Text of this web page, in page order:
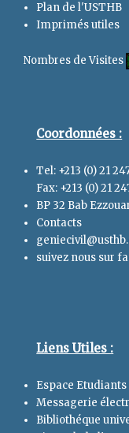
Plan de l'USTHB
Imprimés utiles
Nombres de Visites
Coordonnées :
Tel: +213 (0) 21
Fax: +213 (0) 21
BP 32 Bab
Contacts
suivez nous sur
Liens Utiles :
Espace Etudiants
Messagerie
Bibliothéque